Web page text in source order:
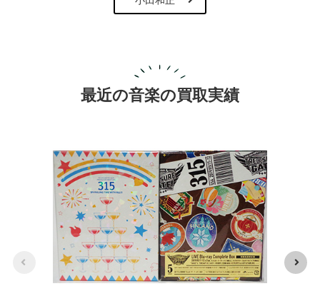
最近の音楽の買取実績